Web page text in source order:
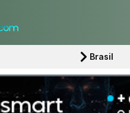
Brasil